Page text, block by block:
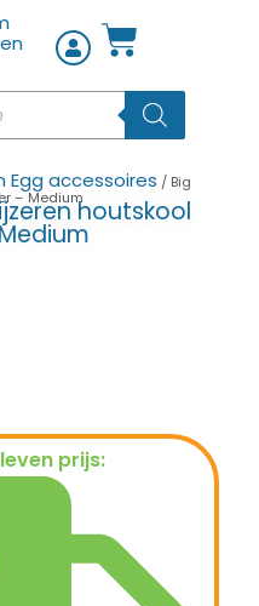
Egg accessoires / Big
– Mediumhoutskool
prijs: